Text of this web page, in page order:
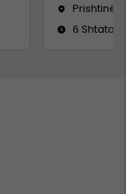
Prishtinë
6 Shtator